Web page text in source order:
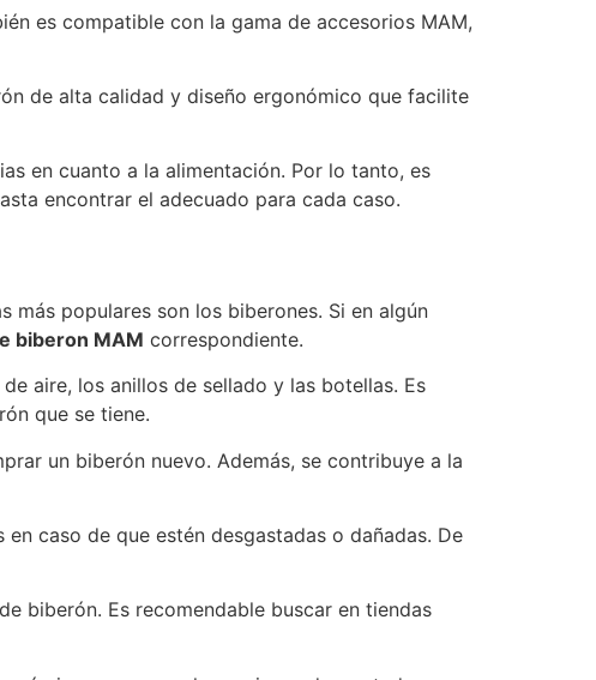
es compatible con la gama de accesorios MAM,
de alta calidad y diseño ergonómico que facilite
en cuanto a la alimentación. Por lo tanto, es
encontrar el adecuado para cada caso.
populares son los biberones. Si en algún
biberon MAM correspondiente.
aire, los anillos de sellado y las botellas. Es
que se tiene.
un biberón nuevo. Además, se contribuye a la
caso de que estén desgastadas o dañadas. De
biberón. Es recomendable buscar en tiendas